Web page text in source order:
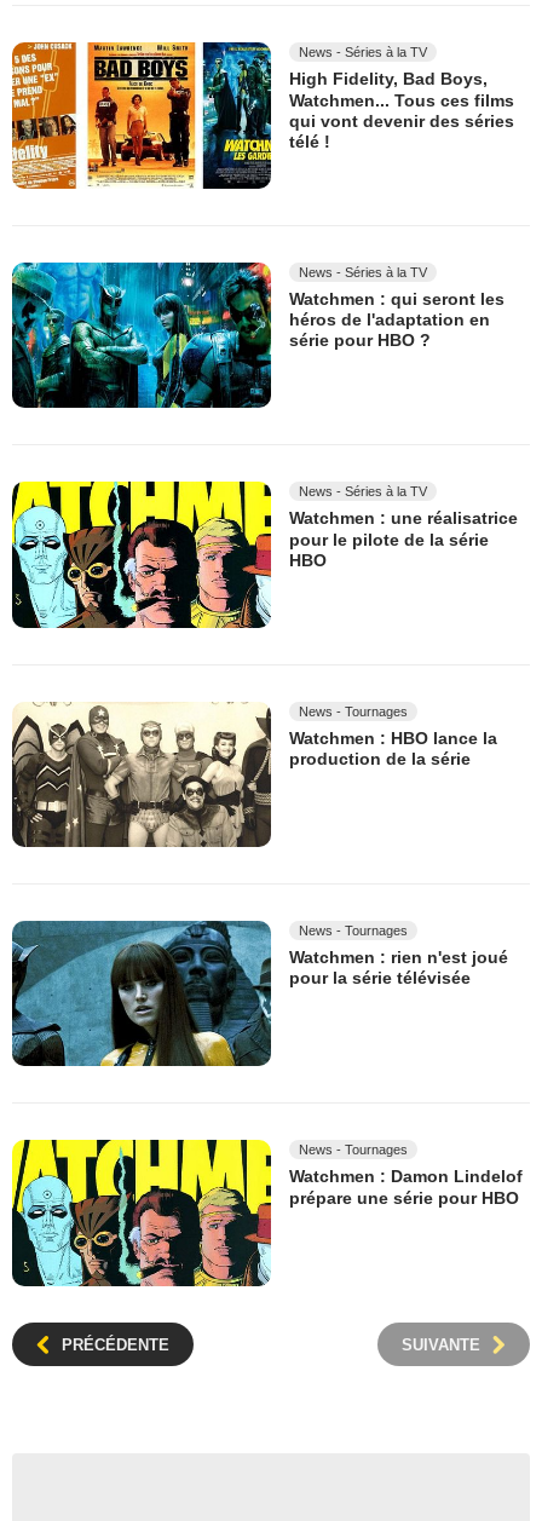
News - Séries à la TV
High Fidelity, Bad Boys,
Watchmen... Tous ces films
qui vont devenir des séries
télé !
News - Séries à la TV
Watchmen : qui seront les
héros de l'adaptation en
série pour HBO ?
News - Séries à la TV
Watchmen : une réalisatrice
pour le pilote de la série
HBO
News - Tournages
Watchmen : HBO lance la
production de la série
News - Tournages
Watchmen : rien n'est joué
pour la série télévisée
News - Tournages
Watchmen : Damon Lindelof
prépare une série pour HBO
PRÉCÉDENTE SUIVANTE